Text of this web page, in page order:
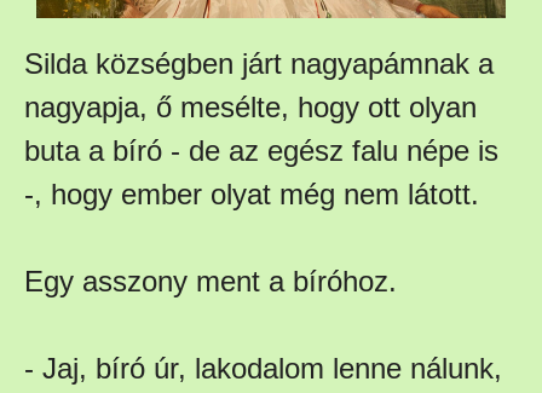
Silda községben járt nagyapámnak a
nagyapja, ő mesélte, hogy ott olyan
buta a bíró - de az egész falu népe is
-, hogy ember olyat még nem látott.
Egy asszony ment a bíróhoz.
- Jaj, bíró úr, lakodalom lenne nálunk,